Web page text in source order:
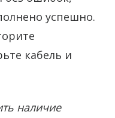
успешно.
кабель и
наличие